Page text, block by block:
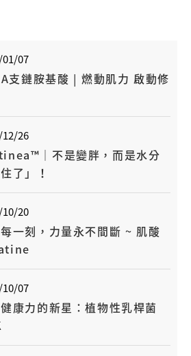
07
支鏈胺基酸 | 燃動肌力 啟動修
26
｜不是變胖，而是水分
住了」！
20
一刻，力量永不間斷 ~ 肌酸
07
康力的新星：植物性乳桿菌